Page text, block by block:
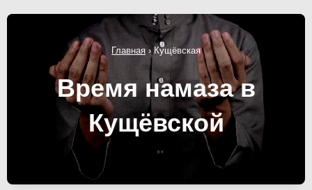
Главная ›Кущёвская
Время намаза в
Кущёвской